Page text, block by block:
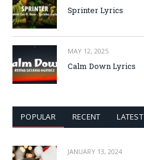
Sprinter Lyrics
MAY 12, 2025
Calm Down Lyrics
POPULAR RECENT LATEST
JANUARY 13, 2024